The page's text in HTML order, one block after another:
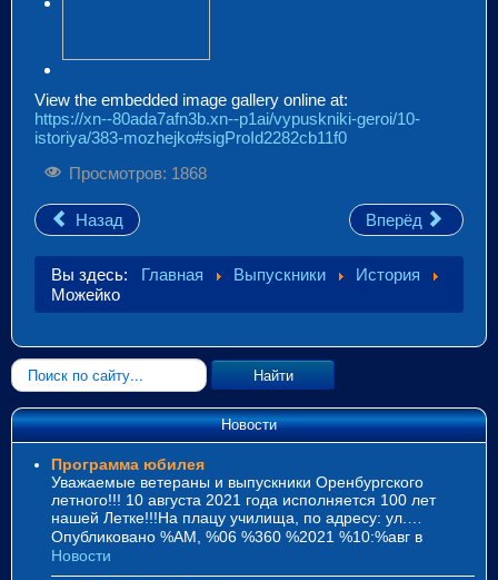
View the embedded image gallery online at:
https://xn--80ada7afn3b.xn--p1ai/vypuskniki-geroi/10-
istoriya/383-mozhejko#sigProId2282cb11f0
Просмотров: 1868
Назад Вперёд
Вы здесь: Главная Выпускники
История
Можейко
Искать... Найти
Новости
Программа юбилея
Уважаемые ветераны и выпускники Оренбургского
летного!!! 10 августа 2021 года исполняется 100 лет
нашей Летке!!!На плацу училища, по адресу: ул.…
Опубликовано %AM, %06 %360 %2021 %10:%авг в
Новости